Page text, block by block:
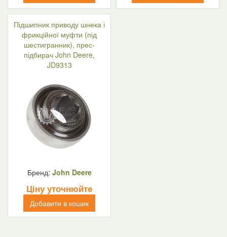
Підшипник приводу шнека і
фрикційної муфти (під
шестигранник), прес-
підбирач John Deere,
JD9313
Бренд: John Deere
Ціну уточнюйте
Добавити в кошик